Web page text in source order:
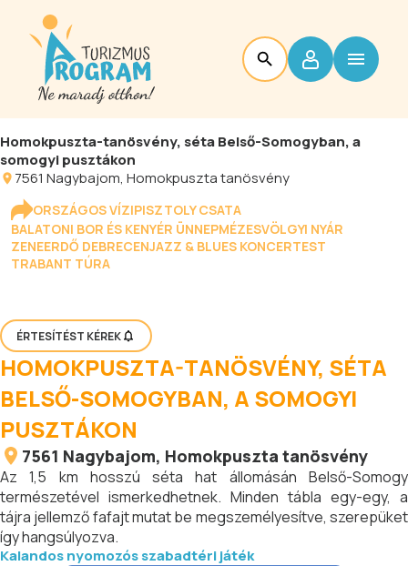
Homokpuszta-tanösvény, séta Belső-Somogyban, a
somogyi pusztákon
7561 Nagybajom, Homokpuszta tanösvény
ORSZÁGOS VÍZIPISZTOLY CSATA
BALATONI BOR ÉS KENYÉR ÜNNEPMÉZESVÖLGYI NYÁR
ZENEERDŐ DEBRECENJAZZ & BLUES KONCERTEST
TRABANT TÚRA
ÉRTESÍTÉST KÉREK
HOMOKPUSZTA-TANÖSVÉNY, SÉTA
BELSŐ-SOMOGYBAN, A SOMOGYI
PUSZTÁKON
7561 Nagybajom, Homokpuszta tanösvény
Az 1,5 km hosszú séta hat állomásán Belső-Somogy
természetével ismerkedhetnek. Minden tábla egy-egy, a
tájra jellemző fafajt mutat be megszemélyesítve, szerepüket
így hangsúlyozva.
Kalandos nyomozós szabadtéri játék